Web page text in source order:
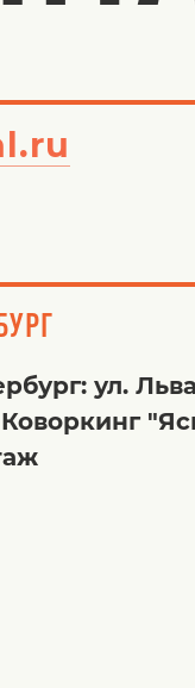
ул. Льва
Коворкинг